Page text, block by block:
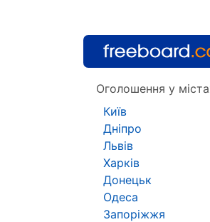
Оголошення у
Київ
Дніпро
Львів
Харків
Донецьк
Одеса
Запоріжжя